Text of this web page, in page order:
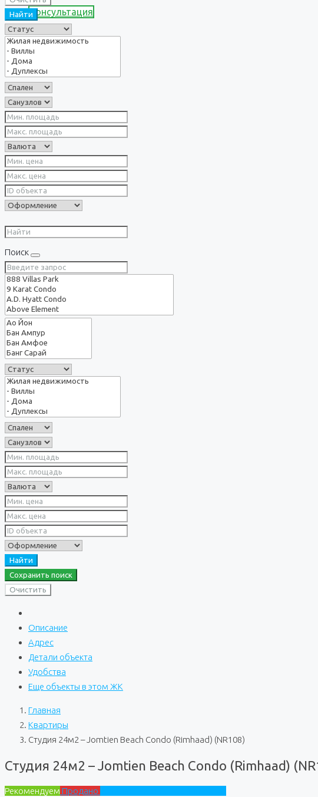
Консультация
Найти
Поиск
Найти
Сохранить поиск
Очистить
Описание
Адрес
Детали объекта
Удобства
Еще объекты в этом ЖК
Главная
Квартиры
Студия 24м2 – Jomtien Beach Condo (Rimhaad) (NR108)
Студия 24м2 – Jomtien Beach Condo (Rimhaad)
Рекомендуем Продано